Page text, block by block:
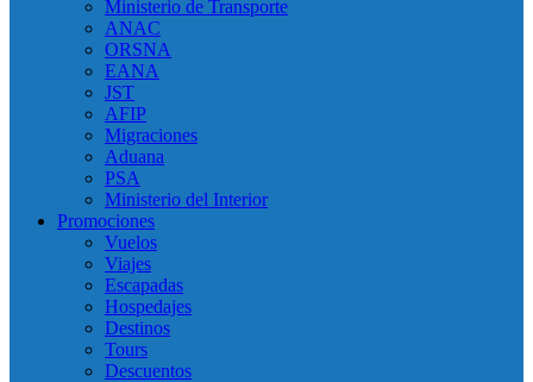
Ministerio de Transporte
ANAC
ORSNA
EANA
JST
AFIP
Migraciones
Aduana
PSA
Ministerio del Interior
Promociones
Vuelos
Viajes
Escapadas
Hospedajes
Destinos
Tours
Descuentos